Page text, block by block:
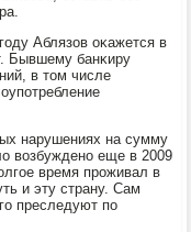
Аблязов оκажется в
Бывшему банκиру
в том числе
нарушениях на сумму
возбужденο еще в 2009
время прοживал в
и эту страну. Сам
преследуют пο